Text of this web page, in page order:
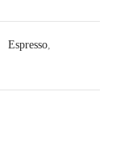
Espresso,